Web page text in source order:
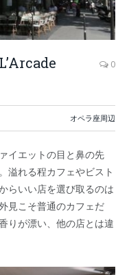
0
オペラ座周辺
イエットの目と鼻の先
溢れる程カフェやビスト
らいい店を選び取るのは
見こそ普通のカフェだ
りが漂い、他の店とは違